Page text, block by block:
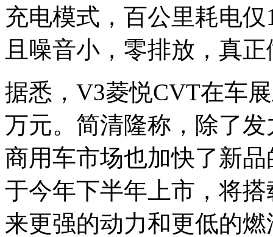
充电模式，百公里耗电
且噪音小，零排放，真
据悉，V3菱悦CVT在车
万元。简清隆称，除了
商用车市场也加快了新
于今年下半年上市，将搭
来更强的动力和更低的